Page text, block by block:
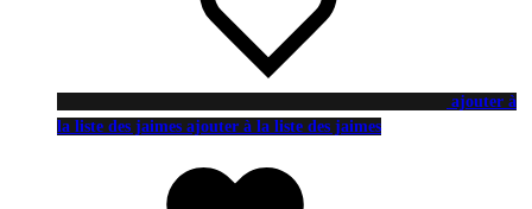
ajouter à
la liste des jaimes ajouter à la liste des jaimes